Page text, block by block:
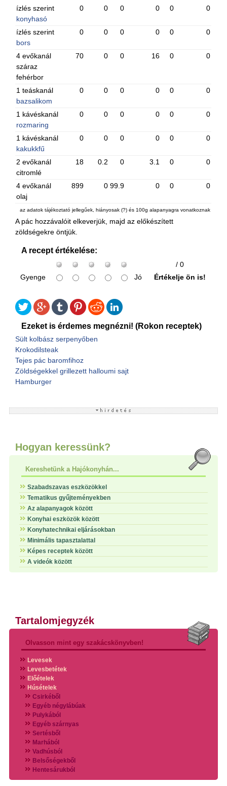
ízlés szerint
konyhasó
0 0 0 0 0 0
ízlés szerint
bors
0 0 0 0 0 0
4 evőkanál
száraz
fehérbor
70 0 0 16 0 0
1 teáskanál
bazsalikom
0 0 0 0 0 0
1 kávéskanál
rozmaring
0 0 0 0 0 0
1 kávéskanál
kakukkfű
0 0 0 0 0 0
2 evőkanál
citromlé
18 0.2 0 3.1 0 0
4 evőkanál
olaj
899 0 99.9 0 0 0
az adatok tájékoztató jellegűek, hiányosak (?) és 100g alapanyagra vonatkoznak
A pác hozzávalóit elkeverjük, majd az előkészített
zöldségekre öntjük.
A recept értékelése:
/ 0
Gyenge
Jó Értékelje ön is!
Ezeket is érdemes megnézni! (Rokon receptek)
Sült kolbász serpenyőben
Krokodilsteak
Tejes pác baromfihoz
Zöldségekkel grillezett halloumi sajt
Hamburger
Hogyan keressünk?
Kereshetünk a Hajókonyhán...
Szabadszavas eszközökkel
Tematikus gyűjteményekben
Az alapanyagok között
Konyhai eszközök között
Konyhatechnikai eljárásokban
Minimális tapasztalattal
Képes receptek között
A videók között
Tartalomjegyzék
Olvasson mint egy szakácskönyvben!
Levesek
Levesbetétek
Előételek
Húsételek
Csirkéből
Egyéb négylábúak
Pulykából
Egyéb szárnyas
Sertésből
Marhából
Vadhúsból
Belsőségekből
Hentesárukból
Vadszárnyasokból